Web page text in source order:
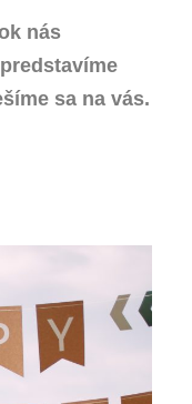
nás
sa na vás.